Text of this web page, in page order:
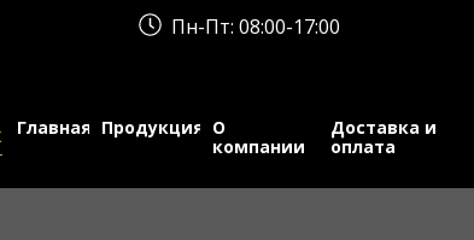
Пн-Пт: 08:00-17:00
Главная Продукция О
компании
Доставка и
оплата